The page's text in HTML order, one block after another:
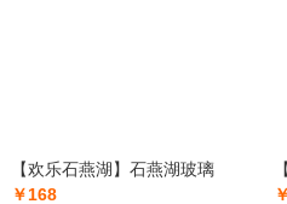
【欢乐石燕湖】石燕湖玻璃
￥168